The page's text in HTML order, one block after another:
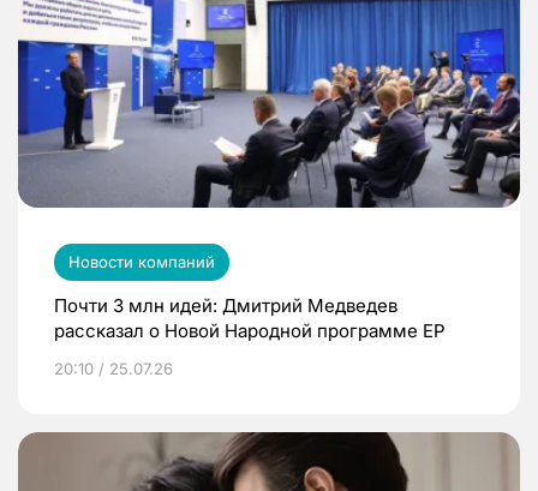
Новости компаний
Почти 3 млн идей: Дмитрий Медведев
рассказал о Новой Народной программе ЕР
20:10 / 25.07.26